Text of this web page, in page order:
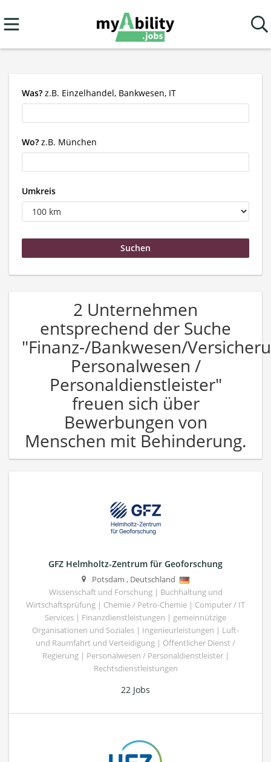
Was? z.B. Einzelhandel, Bankwesen, IT
Wo? z.B. München
Umkreis
2 Unternehmen
entsprechend der Suche
"Finanz-/Bankwesen/
Personalwesen /
Personaldienstleister"
freuen sich über
Bewerbungen von
Menschen mit Behinderung.
GFZ Helmholtz-Zentrum für Geoforschung
Potsdam , Deutschland
Wissenschaft und Forschung | Buchhaltung und
Wirtschaftsprüfung | Chemie / Petro-Chemie | Computer / IT
Services | Finanzdienstleistungen | gemeinnützige
Organisationen und Soziales | Ingenieurleistungen | Luft-
und Raumfahrt und Verteidigung | Öffentlicher Dienst /
Regierung | Personalwesen / Personaldienstleister |
Rechtsdienstleistungen
22 Jobs